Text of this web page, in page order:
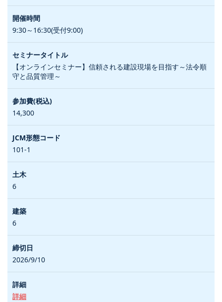
9:30～16:30(受付9:00)
【オンラインセミナー】信頼される建設現場を目指す～法令順
守と品質管理～
14,300
101-1
6
6
2026/9/10
詳細